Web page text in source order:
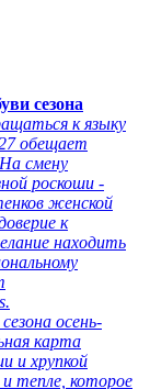
сезона
к языку
обещает
смену
роскоши -
женской
к
находить
осень-
карта
и хрупкой
тепле, которое